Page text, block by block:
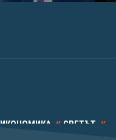
ИКОНОМИКА СВЕТЪТ